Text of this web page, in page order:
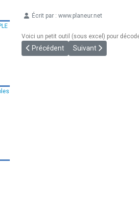
Écrit par : www.planeur.net
Voici un petit outil (sous excel) pour
Article précédent : [FAI] 4ème Grand
Précédent Article suivant : [IGC
Suivant